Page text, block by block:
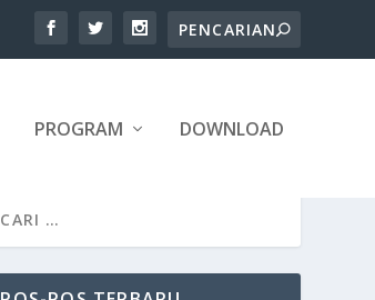
PROGRAM DOWNLOAD